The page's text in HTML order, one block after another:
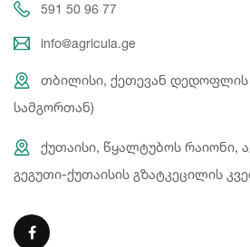
591 50 96 77
info@agricula.ge
თბილისი, ქეთევან დედოფლის
სამგორთან)
ქუთაისი, წყალტუბოს რაიონი,
გეგუთი-ქუთაისის გზატკეცილის